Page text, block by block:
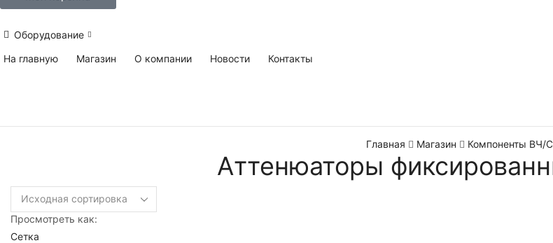
Оборудование
На главную
Магазин О компании Новости Контакты
Главная Магазин Компоненты ВЧ/
Аттенюаторы
Просмотреть как:
Сетка